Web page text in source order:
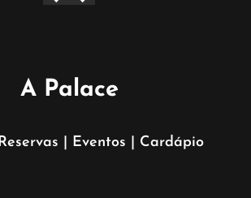
A Palace
Reservas Eventos Cardápio